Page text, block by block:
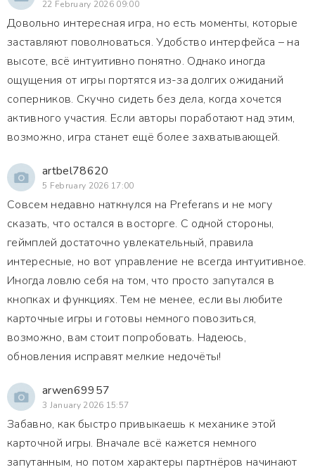
22 February 2026 09:00
Довольно интересная игра, но есть моменты, которые
заставляют поволноваться. Удобство интерфейса – на
высоте, всё интуитивно понятно. Однако иногда
ощущения от игры портятся из-за долгих ожиданий
соперников. Скучно сидеть без дела, когда хочется
активного участия. Если авторы поработают над этим,
возможно, игра станет ещё более захватывающей.
artbel78620
5 February 2026 17:00
Совсем недавно наткнулся на Preferans и не могу
сказать, что остался в восторге. С одной стороны,
геймплей достаточно увлекательный, правила
интересные, но вот управление не всегда интуитивное.
Иногда ловлю себя на том, что просто запутался в
кнопках и функциях. Тем не менее, если вы любите
карточные игры и готовы немного повозиться,
возможно, вам стоит попробовать. Надеюсь,
обновления исправят мелкие недочёты!
arwen69957
3 January 2026 15:57
Забавно, как быстро привыкаешь к механике этой
карточной игры. Вначале всё кажется немного
запутанным, но потом характеры партнёров начинают